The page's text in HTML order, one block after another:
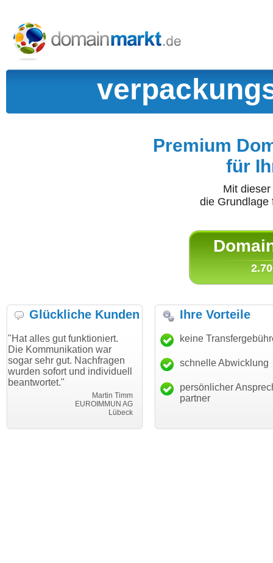
Premium
für
Mit
die
Glückliche Kunden
funktioniert.
war
gut. Nachfragen
und individuell
EUROIMMUN AG
"Danke für den schnellen
Transfer und guten Service!"
Thomas Schäfer
i can eckert communication GmbH
"Ich bin
haben.
mein
Ihre Vorteile
keine
schnelle Abwicklung
persönlicher
partner